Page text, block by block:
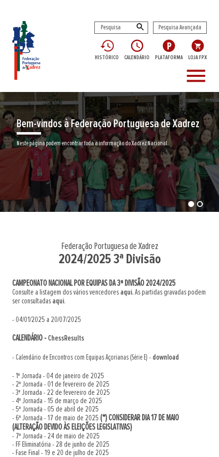
Pesquisa Avançada
HISTÓRICO CALENDÁRIO PLATAFORMA LOJA FPX
menu
Bem-vindos à Federação Portuguesa de Xadrez
Neste página podem encontrar toda a informação do Xadrez Nacional.
Federação Portuguesa de Xadrez
2024/2025 3ª Divisão
CAMPEONATO NACIONAL POR EQUIPAS DA 3ª DIVISÃO 2024/2025
Consulte a listagem dos vários vencedores aqui.As partidas gravadas podem
ser consultadas aqui.
- 04/01/2025 a 20/07/2025
CALENDÁRIO - ChessResults
- Calendário de Encontros com Equipas Açorianas (Série E) - download
- 1ª Jornada - 04 de janeiro de 2025
- 2ª Jornada - 01 de fevereiro de 2025
- 3ª Jornada - 22 de fevereiro de 2025
- 4ª Jornada - 15 de março de 2025
- 5ª Jornada - 05 de abril de 2025
- 6ª Jornada - 17 de maio de 2025 (*)CONSIDERAR DIA 17 DE MAIO
(ALTERAÇÃO DEVIDO ÀS ELEIÇÕES LEGISLATIVAS)
- 7ª Jornada - 24 de maio de 2025
- FF Eliminatória - 28 de junho de 2025
- Fase Final - 19 e 20 de julho de 2025